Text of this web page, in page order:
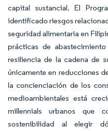
capital sustancial. El
identificado riesgos
seguridad alimentaria en
prácticas de
resiliencia de la cadena de
únicamente en reducciones
la concienciación de los
medioambientales está
millennials urbanos que
sostenibilidad al elegir